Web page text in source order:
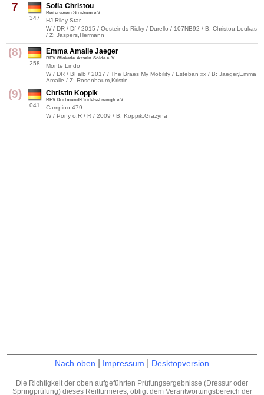
7
347
Sofia Christou
Reiterverein Stockum e.V.
HJ Riley Star
W / DR / Df / 2015 / Oosteinds Ricky / Durello / 107NB92 / B: Christou,Loukas
/ Z: Jaspers,Hermann
(8)
258
Emma Amalie Jaeger
RFV Wickede-Asseln-Sölde e. V.
Monte Lindo
W / DR / BFalb / 2017 / The Braes My Mobility / Esteban xx / B: Jaeger,Emma
Amalie / Z: Rosenbaum,Kristin
(9)
041
Christin Koppik
RFV Dortmund-Bodelschwingh e.V.
Campino 479
W / Pony o.R / R / 2009 / B: Koppik,Grazyna
Nach oben Impressum Desktopversion
Die Richtigkeit der oben aufgeführten Prüfungsergebnisse (Dressur oder
Springprüfung) dieses Reitturnieres, obligt dem Verantwortungsbereich der